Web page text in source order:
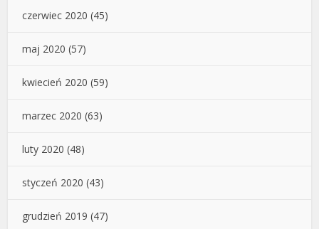
czerwiec 2020 (45)
maj 2020 (57)
kwiecień 2020 (59)
marzec 2020 (63)
luty 2020 (48)
styczeń 2020 (43)
grudzień 2019 (47)